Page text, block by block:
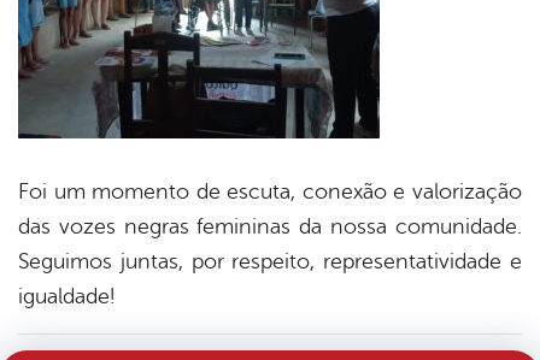
Foi um momento de escuta, conexão e valorização
das vozes negras femininas da nossa comunidade.
Seguimos juntas, por respeito, representatividade e
igualdade!